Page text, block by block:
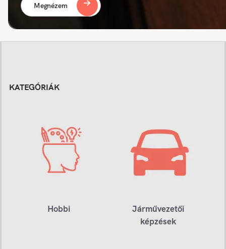
Megnézem
KATEGÓRIÁK
Hobbi
Járművezetői
képzések